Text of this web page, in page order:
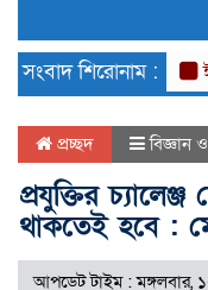
সংবাদ শিরোনাম :
ঈদুল
প্রচ্ছদ বিজ্ঞান
প্রযুক্তির
থাকতেই হবে :
আপডেট টাইম : মঙ্গলবার,